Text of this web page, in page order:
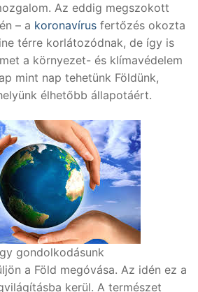
Az eddig megszokott
– a koronavírus fertőzés okozta
térre korlátozódnak, de így is
a környezet- és klímavédelem
mint nap tehetünk Földünk,
élhetőbb állapotáért.
gondolkodásunk
a Föld megóvása. Az idén ez a
kerül. A természet